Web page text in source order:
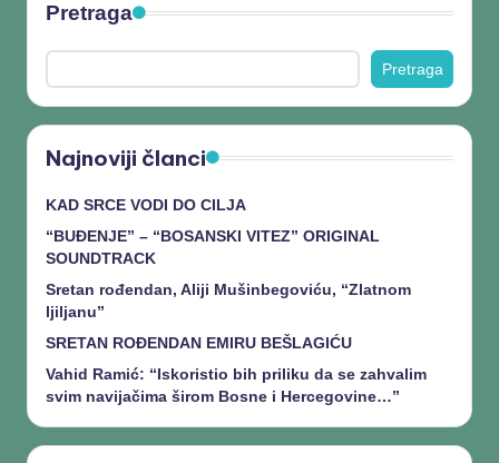
Pretraga
Pretraga
Najnoviji članci
KAD SRCE VODI DO CILJA
“BUĐENJE” – “BOSANSKI VITEZ” ORIGINAL
SOUNDTRACK
Sretan rođendan, Aliji Mušinbegoviću, “Zlatnom
ljiljanu”
SRETAN ROĐENDAN EMIRU BEŠLAGIĆU
Vahid Ramić: “Iskoristio bih priliku da se zahvalim
svim navijačima širom Bosne i Hercegovine…”